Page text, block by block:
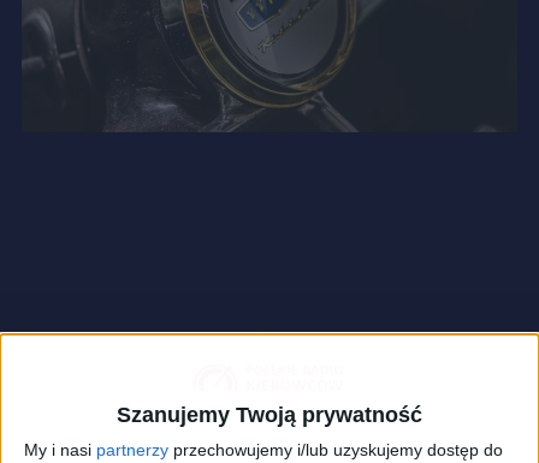
Szanujemy Twoją prywatność
My i nasi partnerzy przechowujemy i/lub uzyskujemy dostęp do